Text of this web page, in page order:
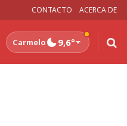
CONTACTO ACERCA DE
Carmelo 9,6°